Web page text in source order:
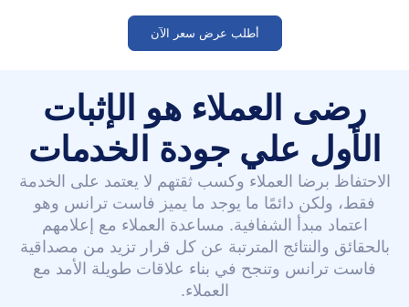
أطلب عرض سعر الآن
رضى العملاء هو الإثبات
الأول علي جودة الخدمات
الاحتفاظ برضا العملاء وكسب ثقتهم لا يعتمد على الخدمة
فقط، ولكن دائمًا ما يوجد ما يميز فاست ترانس وهو
اعتماد مبدأ الشفافية. مساعدة العملاء مع إعلامهم
بالحقائق والنتائج المترتبة عن كل قرار تزيد من مصداقية
فاست ترانس وتنجح في بناء علاقات طويلة الأمد مع
العملاء.